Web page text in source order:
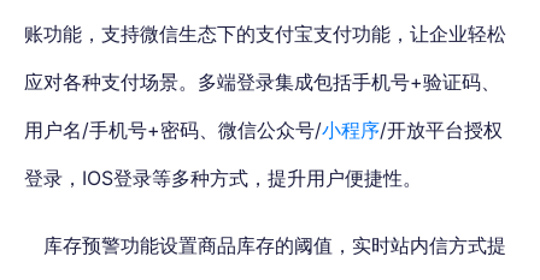
账功能，支持微信生态下的支付宝支付功能，让企业轻松
应对各种支付场景。多端登录集成包括手机号+验证码、
用户名/手机号+密码、微信公众号/小程序/开放平台授权
登录，IOS登录等多种方式，提升用户便捷性。
库存预警功能设置商品库存的阈值，实时站内信方式提